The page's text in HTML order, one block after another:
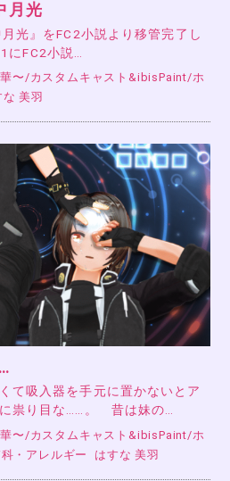
月光
光』をFC2小説より移管完了し
FC2小説…
〜/カスタムキャスト&ibisPaint/ホ
な 美羽
て吸入器を手元に置かないとア
祟り目な……。 昔は妹の…
〜 /カスタムキャスト&ibisPaint/ホ
科・アレルギー はすな 美羽